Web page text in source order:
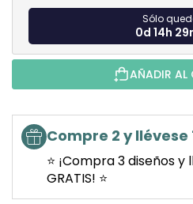
Sólo
0d 14h
AÑADIR AL
Compre 2 y llévese
⭐ ¡Compra 3 diseños
GRATIS! ⭐